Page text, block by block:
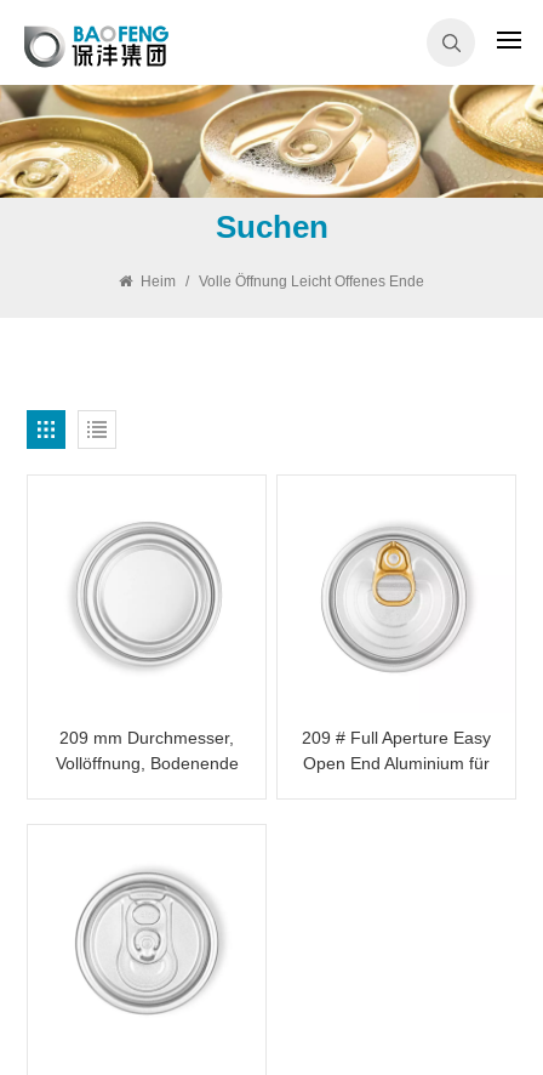
Suchen
Heim / Volle Öffnung Leicht Offenes Ende
209 mm Durchmesser,
Vollöffnung, Bodenende
209 # Full Aperture Easy
Open End Aluminium für